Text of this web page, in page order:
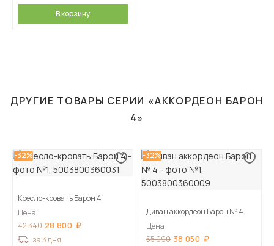
В корзину
ДРУГИЕ ТОВАРЫ СЕРИИ «АККОРДЕОН БАРОН
4»
-32%
Кресло-кровать Барон 4
Цена
42 340 28 800
за 3 дня
-32%
Диван аккордеон Барон № 4
Цена
55 990 38 050